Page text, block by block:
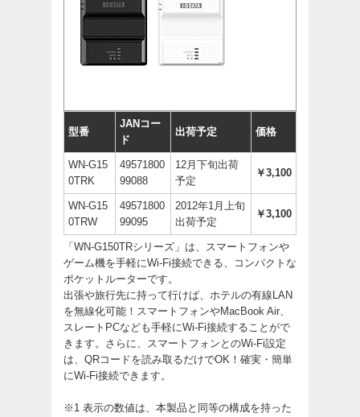
型番
JANコー
ド
出荷予定 価格
WN-G15
0TRK
49571800
99088
12月下旬出荷
予定
￥3,100
WN-G15
0TRW
49571800
99095
2012年1月上旬
出荷予定
￥3,100
「WN-G150TRシリーズ」は、スマートフォンや
ゲーム機を手軽にWi-Fi接続できる、コンパクトな
ポケットルーターです。
出張や旅行先に持って行けば、ホテルの有線LAN
を無線化可能！スマートフォンやMacBook Air、
スレートPCなども手軽にWi-Fi接続することがで
きます。さらに、スマートフォンとのWi-Fi設定
は、QRコードを読み取るだけでOK！確実・簡単
にWi-Fi接続できます。
※1 表示の数値は、本製品と同等の構成を持った